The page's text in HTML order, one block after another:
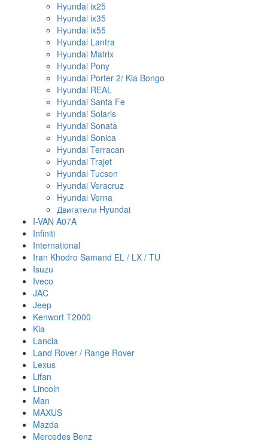
Hyundai ix25
Hyundai ix35
Hyundai ix55
Hyundai Lantra
Hyundai Matrix
Hyundai Pony
Hyundai Porter 2/ Kia Bongo
Hyundai REAL
Hyundai Santa Fe
Hyundai Solaris
Hyundai Sonata
Hyundai Sonica
Hyundai Terracan
Hyundai Trajet
Hyundai Tucson
Hyundai Veracruz
Hyundai Verna
Двигатели Hyundai
I-VAN A07A
Infiniti
International
Iran Khodro Samand EL / LX / TU
Isuzu
Iveco
JAC
Jeep
Kenwort T2000
Kia
Lancia
Land Rover / Range Rover
Lexus
Lifan
Lincoln
Man
MAXUS
Mazda
Mercedes Benz